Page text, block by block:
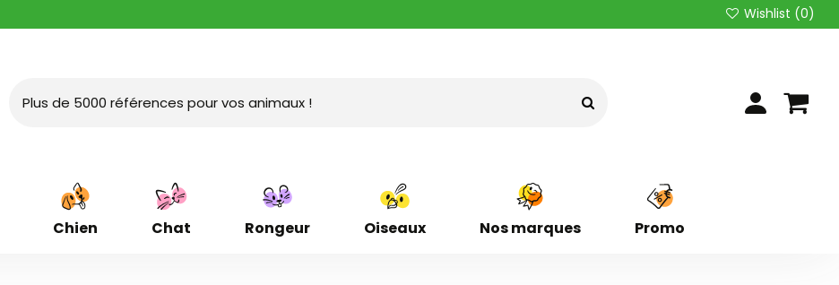
Wishlist (0)
Chien Chat Rongeur Oiseaux Nos marques Promo